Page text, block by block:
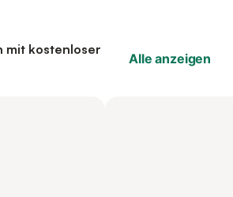
mit kostenloser
Alle anzeigen